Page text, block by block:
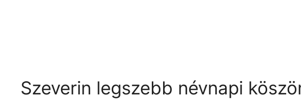
Szeverin legszebb névnapi